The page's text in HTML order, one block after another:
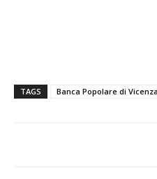
TAGS Banca Popolare di Vicenza